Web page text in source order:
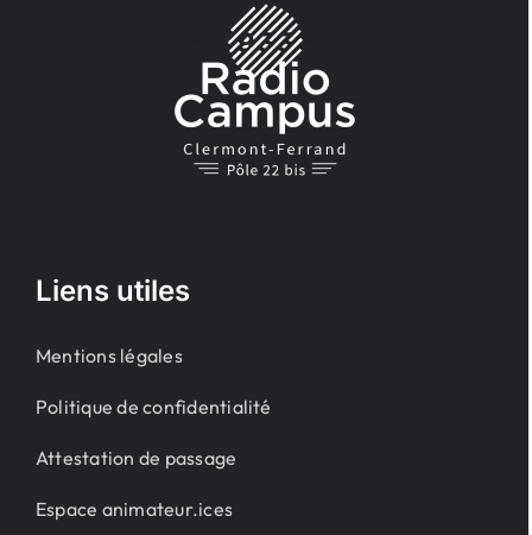
Liens utiles
Mentions légales
Politique de confidentialité
Attestation de passage
Espace animateur.ices